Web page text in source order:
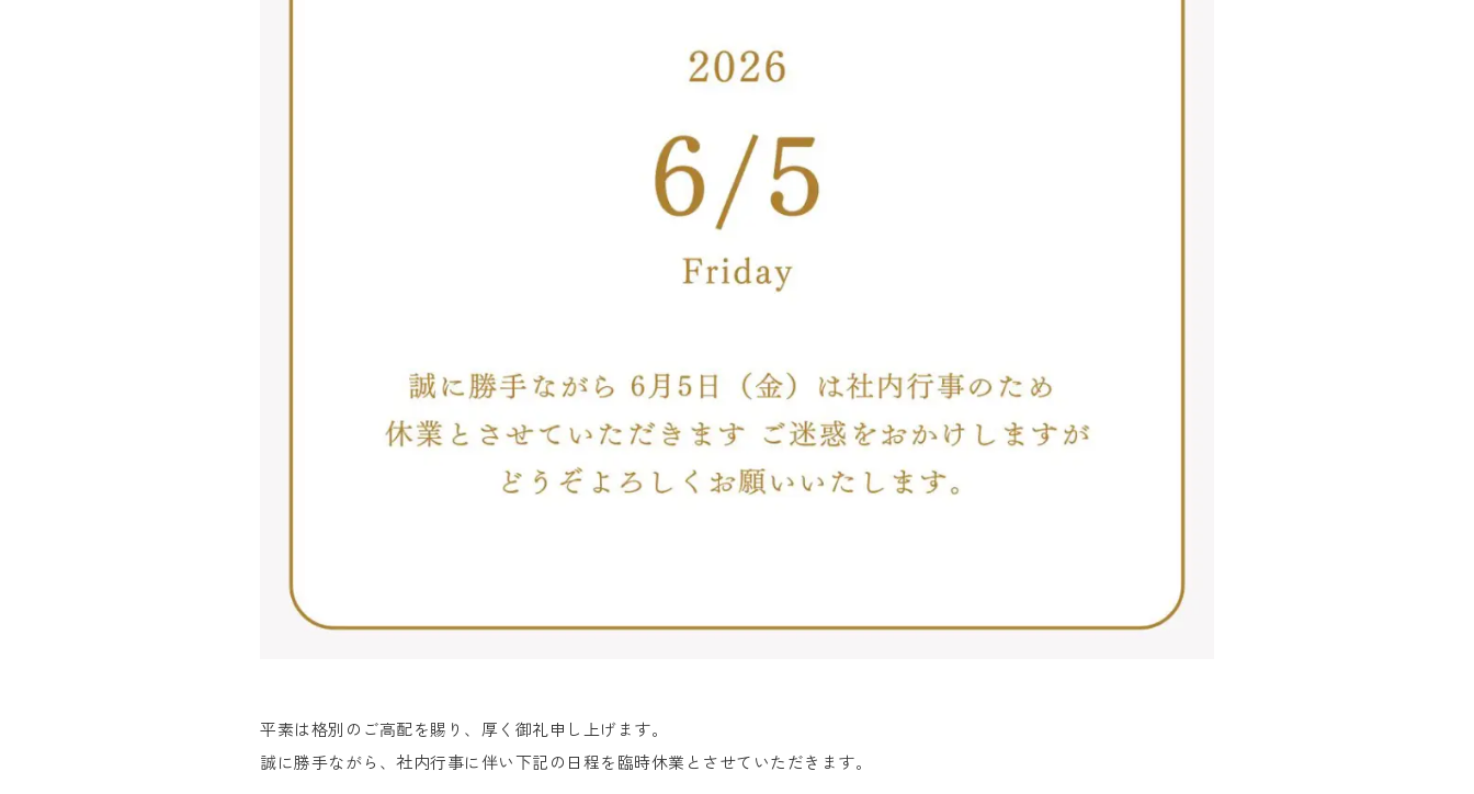
平素は格別のご高配を賜り、厚く御礼申し上げます。
誠に勝手ながら、社内行事に伴い下記の日程を臨時休業とさせていただきます。